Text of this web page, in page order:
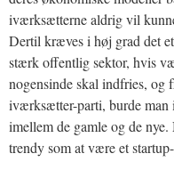
iværksætterne aldrig vil
Dertil kræves i høj grad det
stærk offentlig sektor, hvis
nogensinde skal indfries, og
iværksætter-parti, burde man
imellem de gamle og de
trendy som at være et